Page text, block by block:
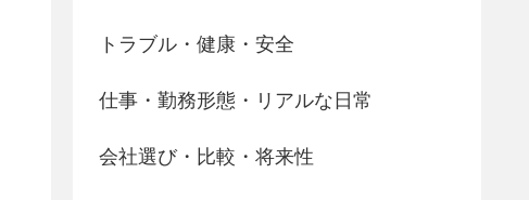
トラブル・健康・安全
仕事・勤務形態・リアルな日常
会社選び・比較・将来性